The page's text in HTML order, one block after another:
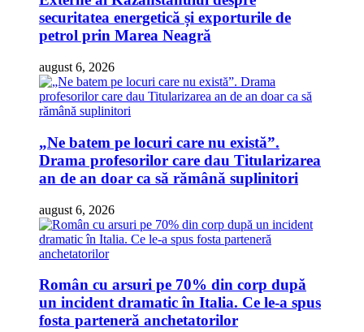
securitatea energetică și exporturile de
petrol prin Marea Neagră
august 6, 2026
„Ne batem pe locuri care nu există”.
Drama profesorilor care dau Titularizarea
an de an doar ca să rămână suplinitori
august 6, 2026
Român cu arsuri pe 70% din corp după
un incident dramatic în Italia. Ce le-a spus
fosta parteneră anchetatorilor